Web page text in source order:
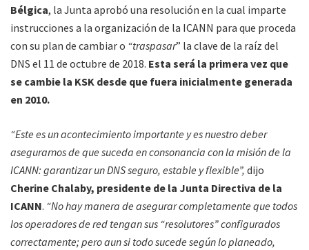
Bélgica, la Junta aprobó una resolución en la cual imparte
instrucciones a la organización de la ICANN para que proceda
con su plan de cambiar o “traspasar” la clave de la raíz del
DNS el 11 de octubre de 2018. Esta será la primera vez que
se cambie la KSK desde que fuera inicialmente generada
en 2010.
“Este es un acontecimiento importante y es nuestro deber
asegurarnos de que suceda en consonancia con la misión de la
ICANN: garantizar un DNS seguro, estable y flexible”, dijo
Cherine Chalaby, presidente de la Junta Directiva de la
ICANN. “No hay manera de asegurar completamente que todos
los operadores de red tengan sus “resolutores” configurados
correctamente; pero aun si todo sucede según lo planeado,